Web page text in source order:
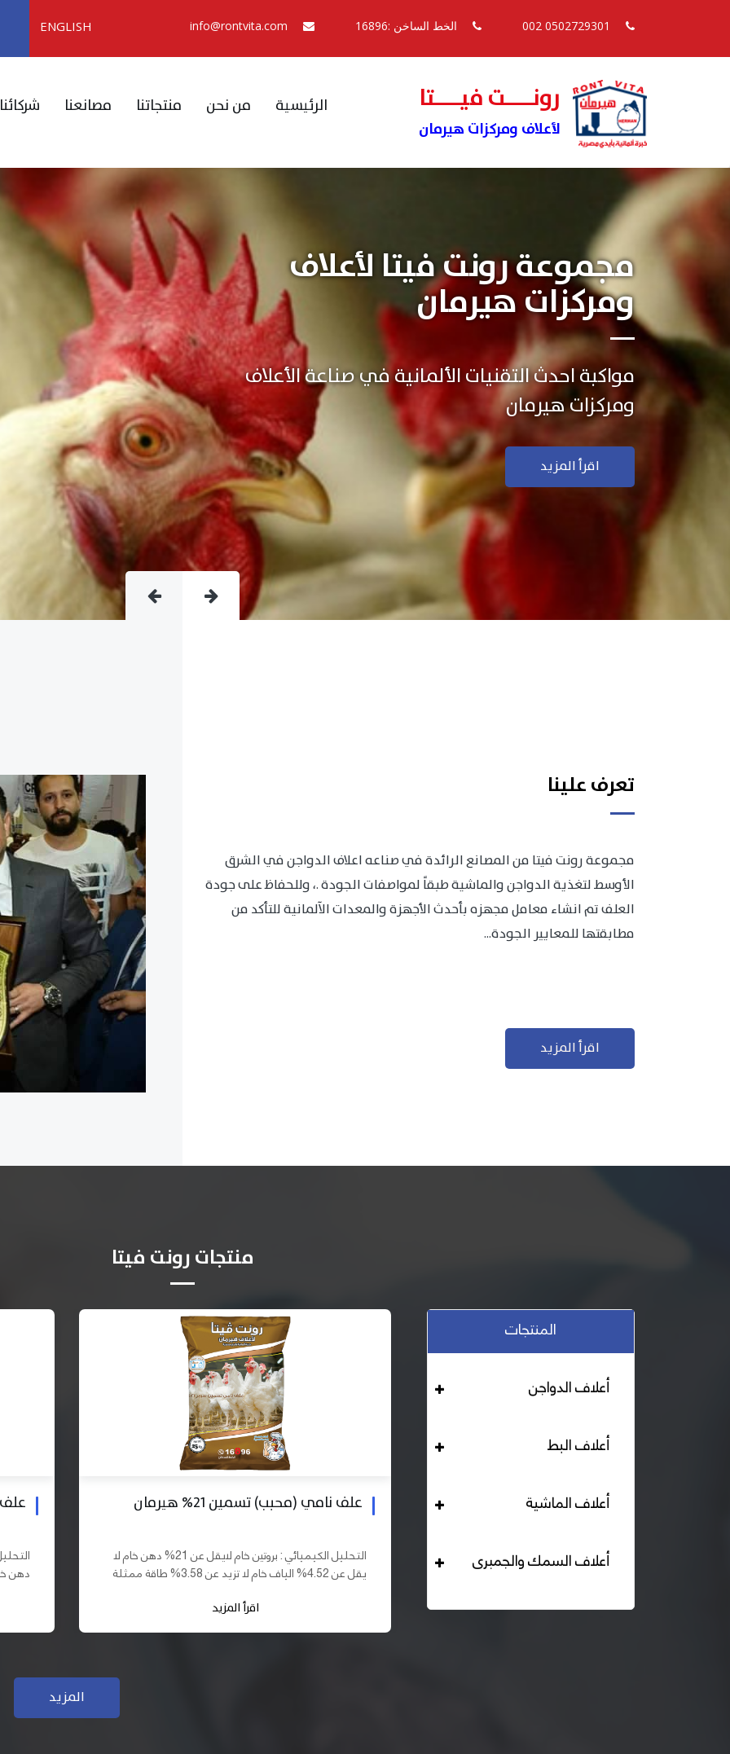
الخط الساخن :16896 ENGLISH
رونــــت فيــــتا
لأعلاف ومركزات هيرمان
الرئيسية من نحن منتجاتنا مصانعنا شركائنا
مجموعة رونت فيتا لأعلاف
ومركزات هيرمان
نستخدم التكنولوجيا الألمانية المتقدمة فى صناعة
منتجاتنا بجودة ودقة عالية
اقرأ المزيد
تعرف علينا
مجموعة رونت فيتا من المصانع الرائدة في صناعه اعلاف الدواجن في الشرق
الأوسط لتغذية الدواجن والماشية طبقاً لمواصفات الجودة .، وللحفاظ على جودة
العلف تم انشاء معامل مجهزه بأحدث الأجهزة والمعدات الآلمانية للتأكد من
مطابقتها للمعايير الجودة...
اقرأ المزيد
منتجات رونت فيتا
المنتجات
أعلاف الدواجن
أعلاف البط
أعلاف الماشية
أعلاف السمك والجمبرى
علف علف بادي نامي تسمين 19% هيرمان
التحليل الكيميائي : بروتين خام لايقل عن 19% دهن خام لا
يقل عن 10% الياف خام لا تزيد عن 3.70% طاقة ممثلة لا
اقرأ المزيد
علف دواجن بياض محبب 16% هيرمان
التحليل الكيميائي : بروتين خام لايقل عن 16% دهن خام لا
يقل عن 2,84% الياف خام لا تزيد عن 2.24% طاقة ممثلة
اقرأ المزيد
المزيد